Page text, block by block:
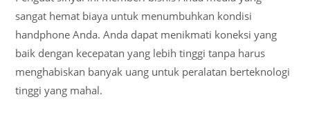
sangat hemat biaya untuk menumbuhkan kondisi
handphone Anda. Anda dapat menikmati koneksi yang
baik dengan kecepatan yang lebih tinggi tanpa harus
menghabiskan banyak uang untuk peralatan berteknologi
tinggi yang mahal.